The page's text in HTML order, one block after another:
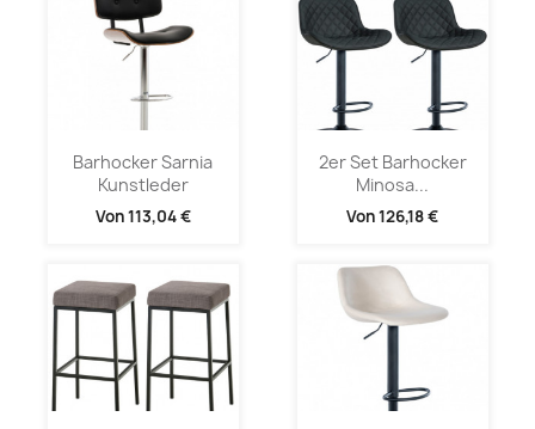
Barhocker Sarnia
Kunstleder
Von113,04 €
2er Set Barhocker
Minosa...
Von126,18 €